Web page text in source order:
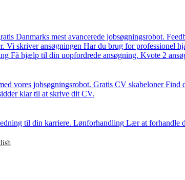
Danmarks mest avancerede jobsøgningsrobot.
Vi skriver ansøgningen Har du brug for professionel
Få hjælp til din uopfordrede ansøgning. Kvote 2
vores jobsøgningsrobot. Gratis CV skabeloner Find
klar til at skrive dit CV.
til din karriere. Lønforhandling Lær at forhandle